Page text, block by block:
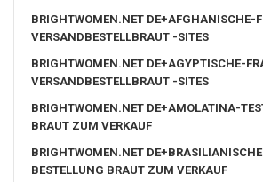
BRIGHTWOMEN.NET DE+AFGHANISCHE-
VERSANDBESTELLBRAUT -SITES
BRIGHTWOMEN.NET DE+AGYPTISCHE-
VERSANDBESTELLBRAUT -SITES
BRIGHTWOMEN.NET DE+AMOLATINA-
BRAUT ZUM VERKAUF
BRIGHTWOMEN.NET
BESTELLUNG BRAUT ZUM VERKAUF